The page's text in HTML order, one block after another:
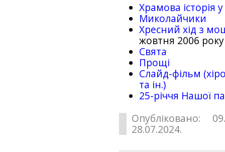
Храмова історія
Миколайчики
Хресний хід з
жовтня 2006 року
Свята
Прощі
Слайд-фільм
та ін.)
25-рiччя Нашої
Опубліковано:
28.07.2024.